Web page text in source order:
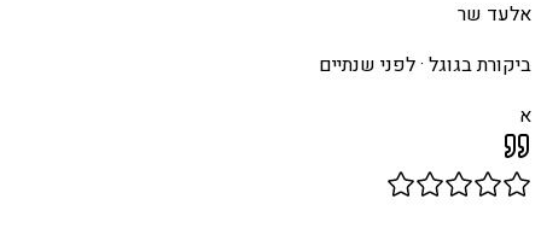
אלעד שר
ביקורת בגוגל ·לפני שנתיים
א